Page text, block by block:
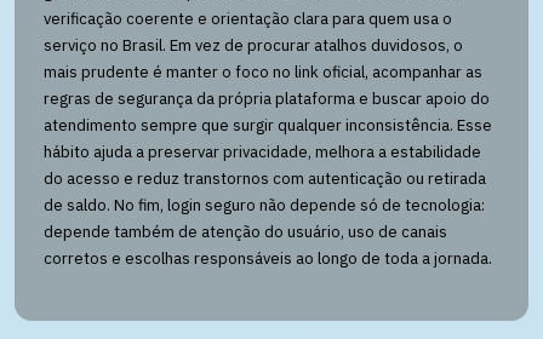
verificação coerente e orientação clara para quem usa o
serviço no Brasil. Em vez de procurar atalhos duvidosos, o
mais prudente é manter o foco no link oficial, acompanhar as
regras de segurança da própria plataforma e buscar apoio do
atendimento sempre que surgir qualquer inconsistência. Esse
hábito ajuda a preservar privacidade, melhora a estabilidade
do acesso e reduz transtornos com autenticação ou retirada
de saldo. No fim, login seguro não depende só de tecnologia:
depende também de atenção do usuário, uso de canais
corretos e escolhas responsáveis ao longo de toda a jornada.